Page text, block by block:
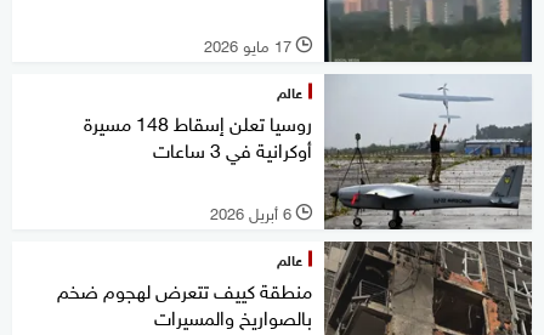
l 17 مايو 2026
عالم
روسيا تعلن إسقاط 148 مسيرة
أوكرانية في 3 ساعات
l 6 أبريل 2026
عالم
منطقة كييف تتعرض لهجوم ضخم
بالصواريخ والمسيرات